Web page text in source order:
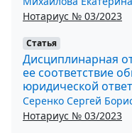
Нотариус № 03/2023
Статья
Дисциплинарная
ее соответствие
юридической
Серенко Сергей
Нотариус № 03/2023